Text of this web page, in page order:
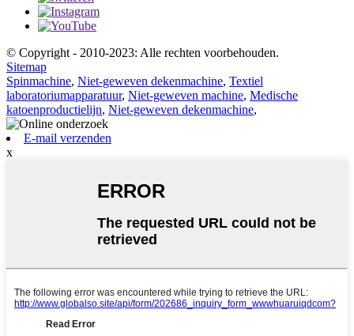
© Copyright - 2010-2023: Alle rechten voorbehouden.
Sitemap
Spinmachine, Niet-geweven dekenmachine, Textiel
laboratoriumapparatuur, Niet-geweven machine, Medische
katoenproductielijn, Niet-geweven dekenmachine,
E-mail verzenden
x